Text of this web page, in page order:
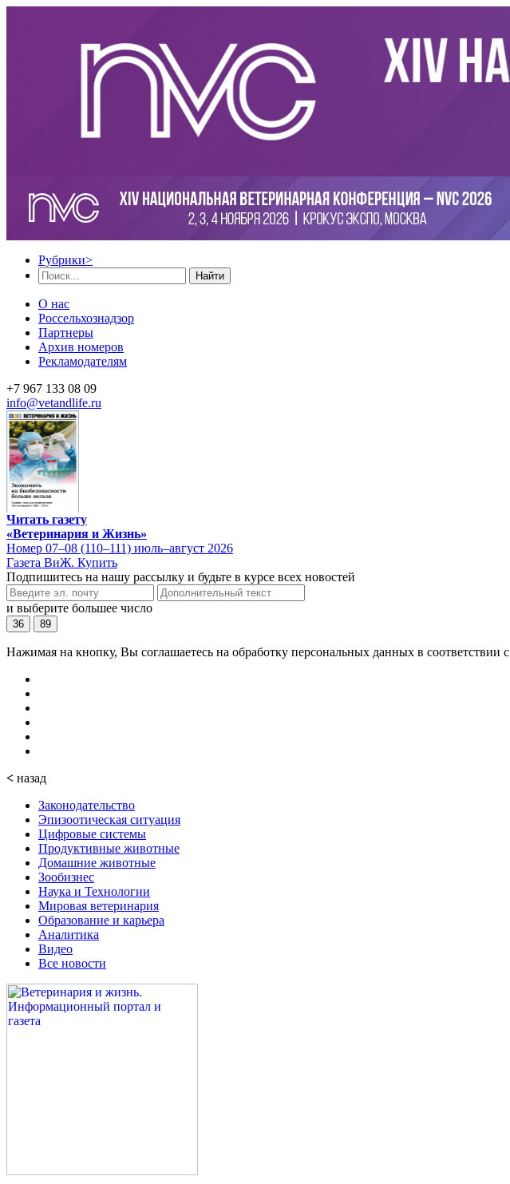
Рубрики>
Найти
О нас
Россельхознадзор
Партнеры
Архив номеров
Рекламодателям
+7 967 133 08 09
info@vetandlife.ru
Читать газету
«Ветеринария и Жизнь»
Номер 07–08 (110–111) июль–август 2026
Газета ВиЖ. Купить
Подпишитесь на нашу рассылку и будьте в курсе всех новостей
и выберите большее число
36 89
Нажимая на кнопку, Вы соглашаетесь на обработку персональных данных в соответствии с
< назад
Законодательство
Эпизоотическая ситуация
Цифровые системы
Продуктивные животные
Домашние животные
Зообизнес
Наука и Технологии
Мировая ветеринария
Образование и карьера
Аналитика
Видео
Все новости